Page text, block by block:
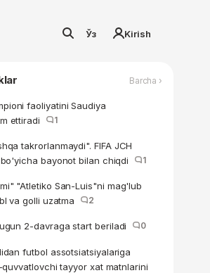
Ўз Kirish
Barcha ›
faoliyatini Saudiya
ettiradi
1
takrorlanmaydi". FIFA JCH
bayonot bilan chiqdi
1
"Atletiko San-Luis"ni mag'lub
va golli uzatma
2
2-davraga start beriladi 0
futbol assotsiatsiyalariga
tayyor xat matnlarini